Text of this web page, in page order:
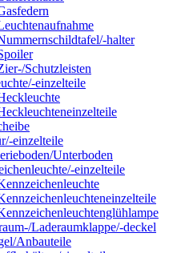
halter
Schutzleisten
einzelteile
einzelteile
Unterboden
einzelteile
Laderaumklappe/-deckel
Anbauteile